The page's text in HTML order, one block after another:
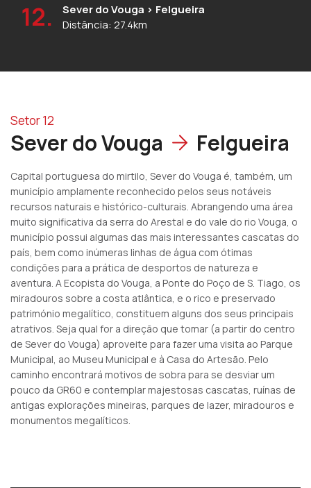
12.
Sever do Vouga > Felgueira
Distância: 27.4km
Setor 12
Sever do Vouga Felgueira
Capital portuguesa do mirtilo, Sever do Vouga é, também, um
município amplamente reconhecido pelos seus notáveis
recursos naturais e histórico-culturais. Abrangendo uma área
muito significativa da serra do Arestal e do vale do rio Vouga, o
município possui algumas das mais interessantes cascatas do
país, bem como inúmeras linhas de água com ótimas
condições para a prática de desportos de natureza e
aventura. A Ecopista do Vouga, a Ponte do Poço de S. Tiago, os
miradouros sobre a costa atlântica, e o rico e preservado
património megalítico, constituem alguns dos seus principais
atrativos. Seja qual for a direção que tomar (a partir do centro
de Sever do Vouga) aproveite para fazer uma visita ao Parque
Municipal, ao Museu Municipal e à Casa do Artesão. Pelo
caminho encontrará motivos de sobra para se desviar um
pouco da GR60 e contemplar majestosas cascatas, ruínas de
antigas explorações mineiras, parques de lazer, miradouros e
monumentos megalíticos.